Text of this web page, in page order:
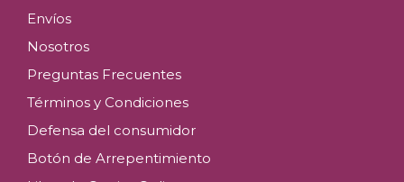
Envíos
Nosotros
Preguntas Frecuentes
Términos y Condiciones
Defensa del consumidor
Botón de Arrepentimiento